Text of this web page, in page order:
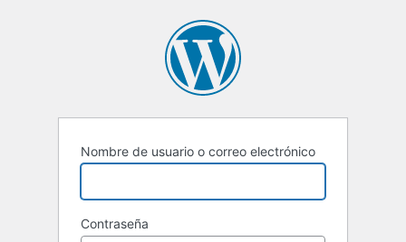
Nombre de usuario o correo electrónico
Contraseña